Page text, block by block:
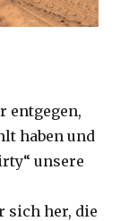
entgegen,
haben und
unsere
sich her, die